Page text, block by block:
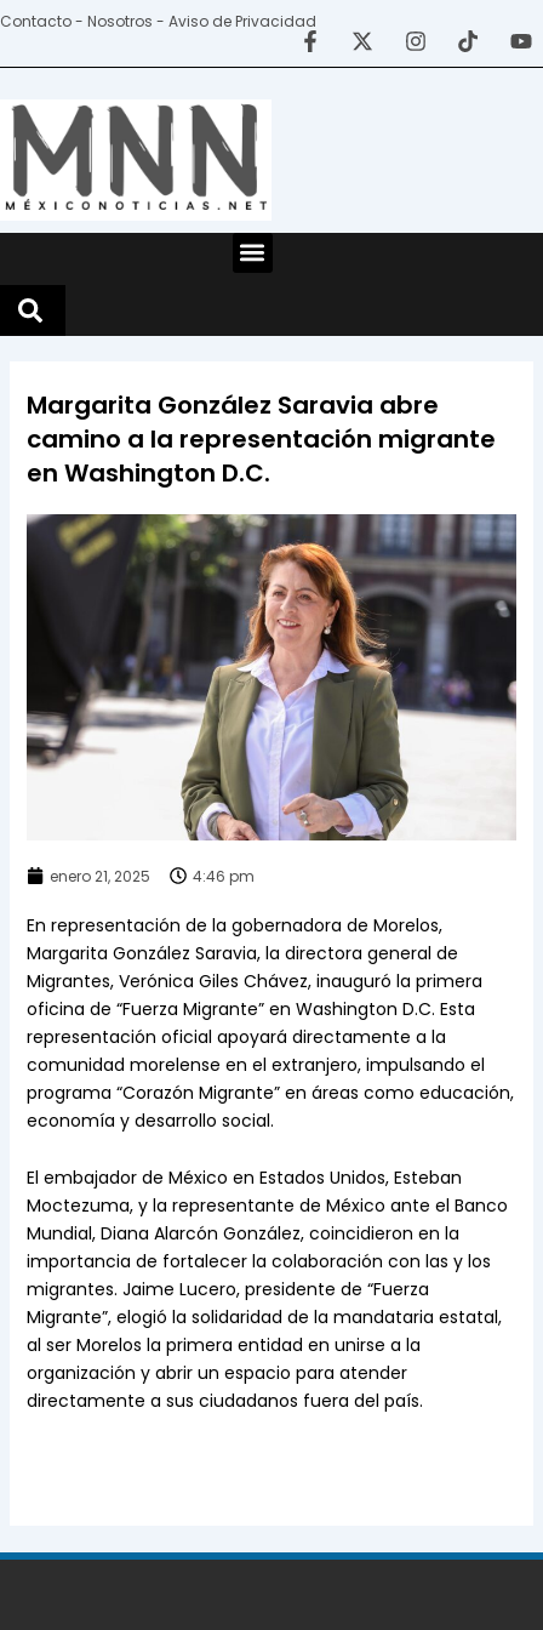
Ir
contenido
Contacto - Nosotros - Aviso de Privacidad
Menu
Margarita González Saravia abre
camino a la representación migrante
en Washington D.C.
enero 21, 2025 4:46 pm
En representación de la gobernadora de Morelos,
Margarita González Saravia, la directora general de
Migrantes, Verónica Giles Chávez, inauguró la primera
oficina de “Fuerza Migrante” en Washington D.C. Esta
representación oficial apoyará directamente a la
comunidad morelense en el extranjero, impulsando el
programa “Corazón Migrante” en áreas como educación,
economía y desarrollo social.
El embajador de México en Estados Unidos, Esteban
Moctezuma, y la representante de México ante el Banco
Mundial, Diana Alarcón González, coincidieron en la
importancia de fortalecer la colaboración con las y los
migrantes. Jaime Lucero, presidente de “Fuerza
Migrante”, elogió la solidaridad de la mandataria estatal,
al ser Morelos la primera entidad en unirse a la
organización y abrir un espacio para atender
directamente a sus ciudadanos fuera del país.